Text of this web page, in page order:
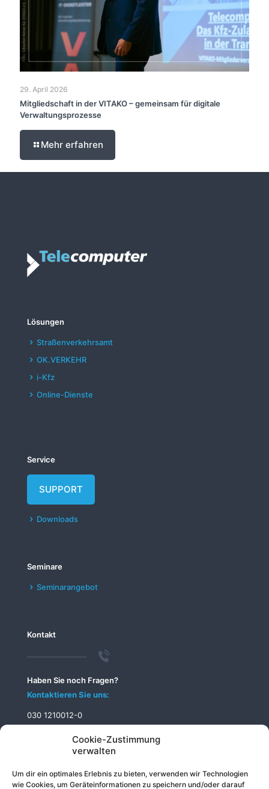
Cookie-Zustimmung
verwalten
Um dir ein optimales Erlebnis zu bieten, verwenden wir Technologien
wie Cookies, um Geräteinformationen zu speichern und/oder darauf
29. April 2026
Mitgliedschaft in der VITAKO – gemeinsam für digitale
Verwaltungsprozesse
Mehr erfahren
Lösungen
Straßenverkehrsamt
OK.VERKEHR
i-Kfz
Online-Dienste
Service
SUPPORT
Downloads
Seminare
Seminarangebot
Kontakt
Haben Sie noch Fragen?
Kontaktieren Sie uns:
030 1210012-0
info@telecomputer.de